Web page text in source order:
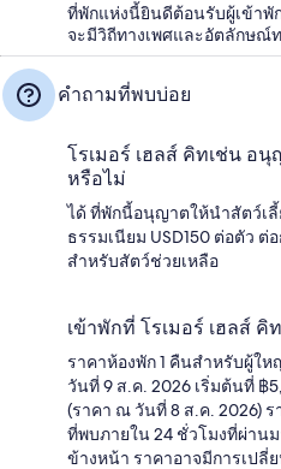
ที่พักแห่งนี้ยินดีต้อนรับผู้เข้าพั
จะมีวิถีทางเพศและอัตลักษณ์ท
คำถามที่พบบ่อย
โรเมอร์ เฮลส์ คิทเช่น อ
หรือไม่
ได้ ที่พักนี้อนุญาตให้นำสัตว์เลี้
ธรรมเนียม USD150 ต่อตัว ต่
สำหรับสัตว์ช่วยเหลือ
เข้าพักที่ โรเมอร์ เฮลส์ คิ
ราคาห้องพัก 1 คืนสำหรับผู้ใ
วันที่ 9 ส.ค. 2026 เริ่มต้นที่ ฿
(ราคา ณ วันที่ 8 ส.ค. 2026)
ที่พบภายใน 24 ชั่วโมงที่ผ่าน
ข้างหน้า ราคาอาจมีการเปลี่